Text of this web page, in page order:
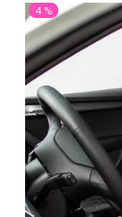
4 %